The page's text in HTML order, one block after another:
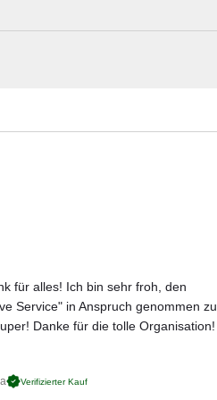
für alles! Ich bin sehr froh, den
Service" in Anspruch genommen zu
Danke für die tolle Organisation!
Verifizierter Kauf